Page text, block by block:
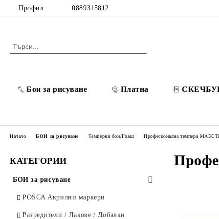
Профил 0889315812
Бои за рисуване Платна
КАТЕГОРИИ
БОИ за рисуване
POSCA Акрилни маркери
Разредители / Лакове / Добавки
Начало БОИ за рисуване Темперни бои/Гваш Професионална темпера